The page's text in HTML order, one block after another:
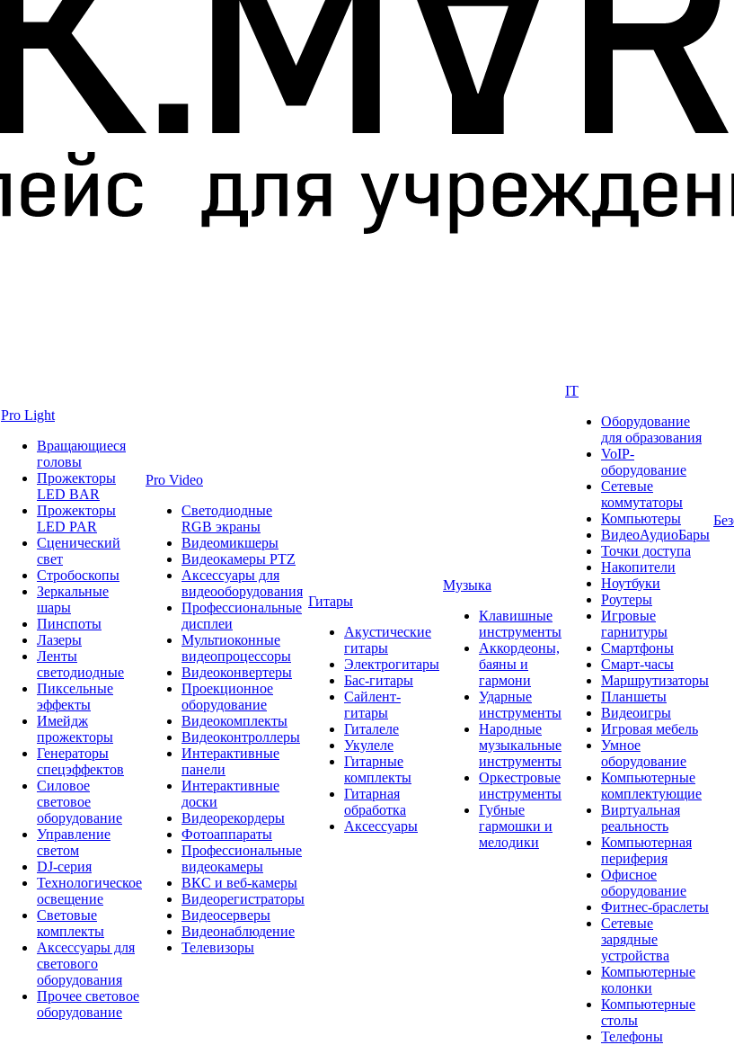
Pro Light
Вращающиеся
головы
Прожекторы
LED BAR
Прожекторы
LED PAR
Сценический
свет
Стробоскопы
Зеркальные
шары
Пинспоты
Лазеры
Ленты
светодиодные
Пиксельные
эффекты
Имейдж
прожекторы
Генераторы
спецэффектов
Силовое
световое
оборудование
Управление
светом
DJ-серия
Технологическое
освещение
Световые
комплекты
Аксессуары для
светового
оборудования
Прочее световое
оборудование
Pro Video
Светодиодные
RGB экраны
Видеомикшеры
Видеокамеры PTZ
Аксессуары для
видеооборудования
Профессиональные
дисплеи
Мультиоконные
видеопроцессоры
Видеоконвертеры
Проекционное
оборудование
Видеокомплекты
Видеоконтроллеры
Интерактивные
панели
Интерактивные
доски
Видеорекордеры
Фотоаппараты
Профессиональные
видеокамеры
ВКС и веб-камеры
Видеорегистраторы
Видеосерверы
Видеонаблюдение
Телевизоры
Гитары
Акустические
гитары
Электрогитары
Бас-гитары
Сайлент-
гитары
Гиталеле
Укулеле
Гитарные
комплекты
Гитарная
обработка
Аксессуары
Музыка
Клавишные
инструменты
Аккордеоны,
баяны и
гармони
Ударные
инструменты
Народные
музыкальные
инструменты
Оркестровые
инструменты
Губные
гармошки и
мелодики
IT
Оборудование
для образования
VoIP-
оборудование
Сетевые
коммутаторы
Компьютеры
ВидеоАудиоБары
Точки доступа
Накопители
Ноутбуки
Роутеры
Игровые
гарнитуры
Смартфоны
Смарт-часы
Маршрутизаторы
Планшеты
Видеоигры
Игровая мебель
Умное
оборудование
Компьютерные
комплектующие
Виртуальная
реальность
Компьютерная
периферия
Офисное
оборудование
Фитнес-браслеты
Сетевые
зарядные
устройства
Компьютерные
колонки
Компьютерные
столы
Телефоны